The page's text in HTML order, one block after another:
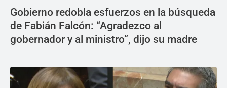
Gobierno redobla esfuerzos en la búsqueda
de Fabián Falcón: “Agradezco al
gobernador y al ministro”, dijo su madre